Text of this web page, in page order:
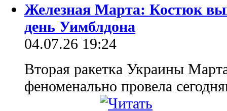
Железная Марта: Костюк
день Уимблдона
04.07.26 19:24
Вторая ракетка Украины
феноменально провела